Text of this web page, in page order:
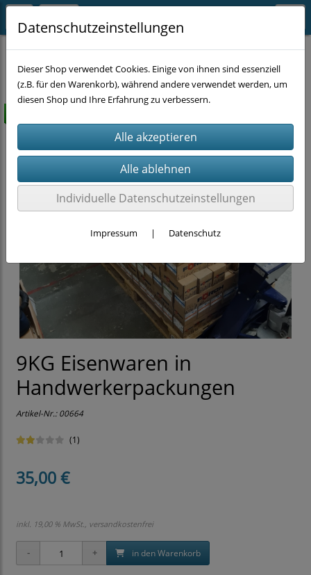
MYSTERY-BOX
9KG Eisenwaren in
Handwerkerpackungen
Artikel-Nr.:00664
(1)
35,00 €
inkl. 19,00 % MwSt., versandkostenfrei
in den Warenkorb
Datenschutzeinstellungen
Dieser Shop verwendet Cookies. Einige von ihnen sind essenziell
(z.B. für den Warenkorb), während andere verwendet werden, um
diesen Shop und Ihre Erfahrung zu verbessern.
Individuelle Datenschutzeinstellungen
Impressum | Datenschutz